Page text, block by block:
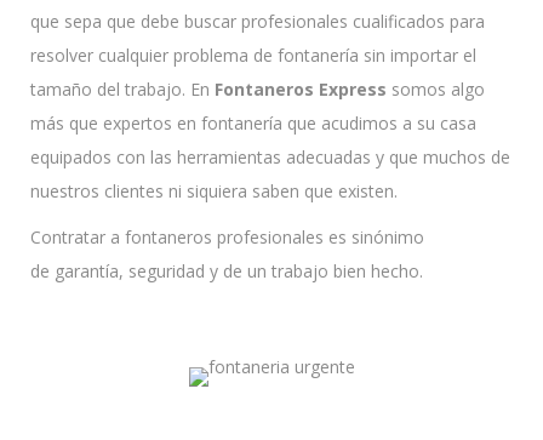
que sepa que debe buscar profesionales cualificados para
resolver cualquier problema de fontanería sin importar el
tamaño del trabajo. En Fontaneros Express somos algo
más que expertos en fontanería que acudimos a su casa
equipados con las herramientas adecuadas y que muchos de
nuestros clientes ni siquiera saben que existen.
Contratar a fontaneros profesionales es sinónimo
de garantía, seguridad y de un trabajo bien hecho.